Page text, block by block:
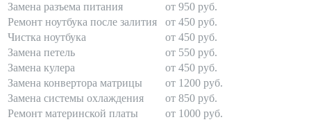
Замена разъема питания
от 950 руб.
Ремонт ноутбука после залития
от 450 руб.
Чистка ноутбука
от 450 руб.
Замена петель
от 550 руб.
Замена кулера
от 450 руб.
Замена конвертора матрицы
от 1200 руб.
Замена системы охлаждения
от 850 руб.
Ремонт материнской платы
от 1000 руб.